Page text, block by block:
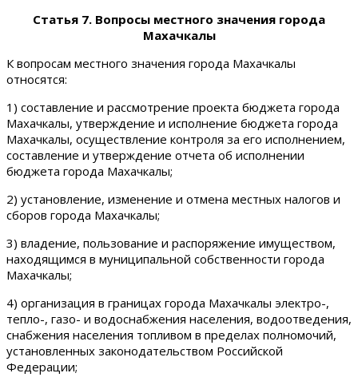
Статья 7. Вопросы местного значения города
Махачкалы
К вопросам местного значения города Махачкалы
относятся:
1) составление и рассмотрение проекта бюджета города
Махачкалы, утверждение и исполнение бюджета города
Махачкалы, осуществление контроля за его исполнением,
составление и утверждение отчета об исполнении
бюджета города Махачкалы;
2) установление, изменение и отмена местных налогов и
сборов города Махачкалы;
3) владение, пользование и распоряжение имуществом,
находящимся в муниципальной собственности города
Махачкалы;
4) организация в границах города Махачкалы электро-,
тепло-, газо- и водоснабжения населения, водоотведения,
снабжения населения топливом в пределах полномочий,
установленных законодательством Российской
Федерации;